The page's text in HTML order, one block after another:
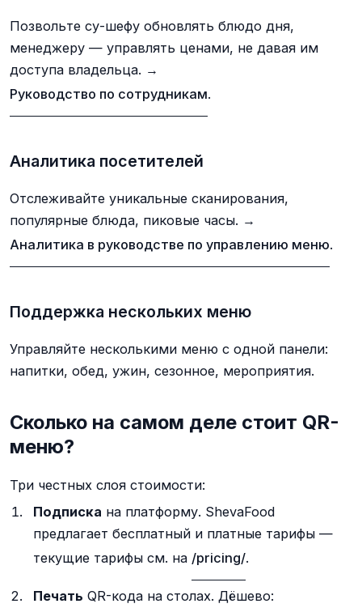
Позвольте су-шефу обновлять блюдо дня,
менеджеру — управлять ценами, не давая им
доступа владельца. →
Руководство по сотрудникам.
Аналитика посетителей
Отслеживайте уникальные сканирования,
популярные блюда, пиковые часы. →
Аналитика в руководстве по управлению меню.
Поддержка нескольких меню
Управляйте несколькими меню с одной панели:
напитки, обед, ужин, сезонное, мероприятия.
Сколько на самом деле стоит QR-
меню?
Три честных слоя стоимости:
Подписка на платформу. ShevaFood
предлагает бесплатный и платные тарифы —
текущие тарифы см. на /pricing/.
Печать QR-кода на столах. Дёшево: